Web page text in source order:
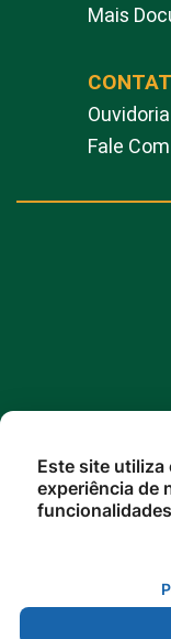
Mais
Ouvidoria
Fale
R. Dr.
- MT, 78775-
Atendimento
Este site utiliza
experiência de